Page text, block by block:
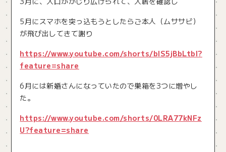
5月にスマホを突っ込もうとしたらご本人（ムササビ）
が飛び出してきて謝り
https://www.youtube.com/shorts/bIS5jBbLtbI?
feature=share
6月には新婚さんになっていたので巣箱を3つに増やし
た。
https://www.youtube.com/shorts/0LRA77kNFz
U?feature=share